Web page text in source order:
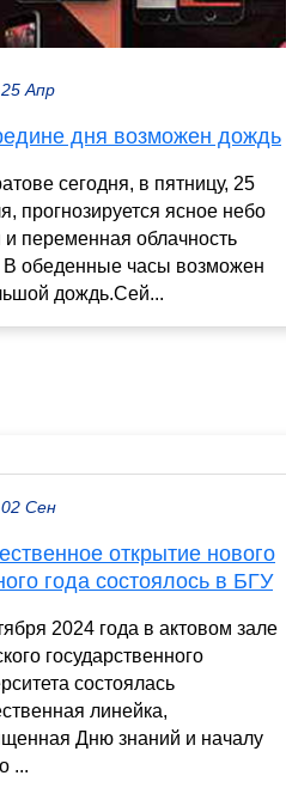
Апр
дня возможен дождь
сегодня, в пятницу, 25
прогнозируется ясное небо
и переменная облачность
В обеденные часы возможен
дождь.Сей...
Сен
открытие нового
года состоялось в БГУ
2024 года в актовом зале
государственного
состоялась
линейка,
Дню знаний и началу
...